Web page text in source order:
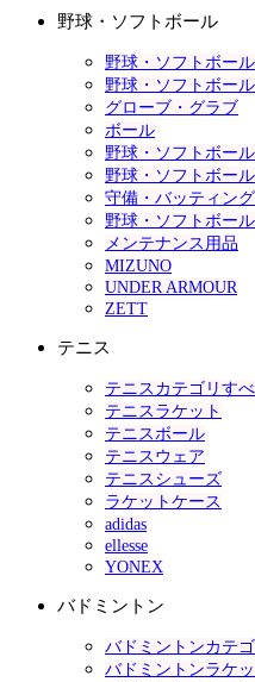
野球・ソフトボール
野球・ソフトボー
野球・ソフトボー
グローブ・グラブ
ボール
野球・ソフトボー
野球・ソフトボー
守備・バッティン
野球・ソフトボー
メンテナンス用品
MIZUNO
UNDER ARMOUR
ZETT
テニス
テニスカテゴリす
テニスラケット
テニスボール
テニスウェア
テニスシューズ
ラケットケース
adidas
ellesse
YONEX
バドミントン
バドミントンカテ
バドミントンラケッ